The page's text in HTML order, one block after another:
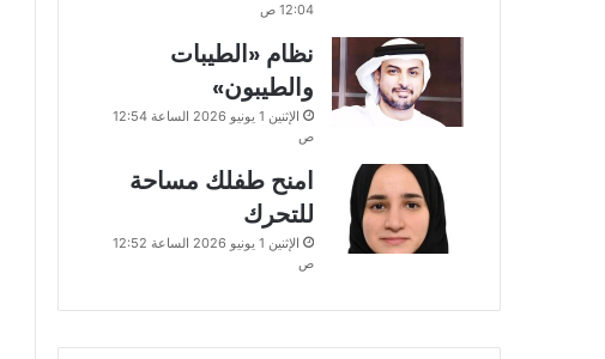
12:04 ص
نظام «الطيبات
والطيبون»
الإثنين 1 يونيو 2026 الساعة 12:54
ص
امنح طفلك مساحة
للتحرك
الإثنين 1 يونيو 2026 الساعة 12:52
ص